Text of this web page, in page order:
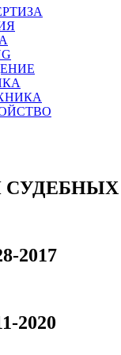
СУДЕБНЫХ
2017
2020